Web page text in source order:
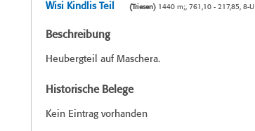
Wisi Kindlis Teil (Triesen)1440 m;, 761,10 - 217,85, 8-U
Beschreibung
Heubergteil auf Maschera.
Historische Belege
Kein Eintrag vorhanden